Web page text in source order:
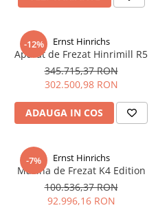
-12% Ernst Hinrichs
Aparat de Frezat Hinrimill R5
345.715,37 RON
302.500,98 RON
ADAUGA IN COS
-7% Ernst Hinrichs
Masina de Frezat K4 Edition
100.536,37 RON
92.996,16 RON